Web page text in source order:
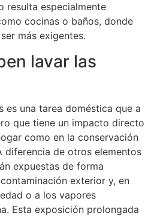
resulta especialmente
cocinas o baños, donde
más exigentes.
lavar las
es una tarea doméstica que a
que tiene un impacto directo
como en la conservación
diferencia de otros elementos
expuestas de forma
exterior y, en
o a los vapores
Esta exposición prolongada